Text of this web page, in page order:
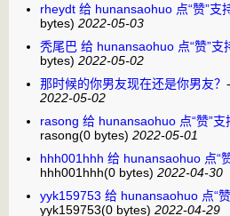
rheydt 给 hunansaohuo 点“赞”支
bytes) 2022-05-03
秃尾巴 给 hunansaohuo 点“赞”支
bytes) 2022-05-02
那时候的你男友现在还是你男友？ -
2022-05-02
rasong 给 hunansaohuo 点“赞”支
rasong(0 bytes) 2022-05-01
hhh001hhh 给 hunansaohuo 点“
hhh001hhh(0 bytes) 2022-04-30
yyk159753 给 hunansaohuo 点“赞
yyk159753(0 bytes) 2022-04-29